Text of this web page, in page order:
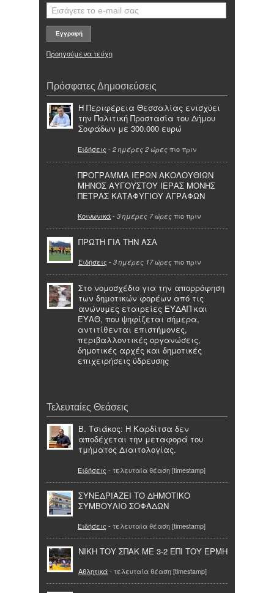
Προηγούμενα τεύχη
Πρόσφατες Δημοσιεύσεις
Η Περιφέρεια Θεσσαλίας ενισχύει
την Πολιτική Προστασία του Δήμου
Σοφάδων με 300.000 ευρώ
Ειδήσεις - 2 ημέρες 2 ώρες πιο πριν
ΠΡΟΓΡΑΜΜΑ ΙΕΡΩΝ ΑΚΟΛΟΥΘΙΩΝ
ΜΗΝΟΣ ΑΥΓΟΥΣΤΟΥ ΙΕΡΑΣ ΜΟΝΗΣ
ΠΕΤΡΑΣ ΚΑΤΑΦΥΓΙΟΥ ΑΓΡΑΦΩΝ
Κοινωνικά- 3 ημέρες 7 ώρες πιο πριν
ΠΡΩΤΗ ΓΙΑ ΤΗΝ ΑΣΑ
Ειδήσεις - 3 ημέρες 17 ώρες πιο πριν
Στο νομοσχέδιο για την απορρόφηση
των δημοτικών φορέων από τις
ανώνυμες εταιρείες ΕΥΔΑΠ και
ΕΥΑΘ, που ψηφίζεται σήμερα,
αντιτίθενται επιστήμονες,
περιβαλλοντικές οργανώσεις,
δημοτικές αρχές και δημοτικές
επιχειρήσεις ύδρευσης
Τελευταίες Θεάσεις
Β. Τσιάκος: Η Καρδίτσα δεν
αποδέχεται την μεταφορά του
τμήματος Διαιτολογίας.
Ειδήσεις - τελευταία θέαση [timestamp]
ΣΥΝΕΔΡΙΑΖΕΙ ΤΟ ΔΗΜΟΤΙΚΟ
ΣΥΜΒΟΥΛΙΟ ΣΟΦΑΔΩΝ
Ειδήσεις - τελευταία θέαση [timestamp]
NIKH ΤΟΥ ΣΠΑΚ ΜΕ 3-2 ΕΠΙ ΤΟΥ ΕΡΜΗ
Αθλητικά- τελευταία θέαση [timestamp]